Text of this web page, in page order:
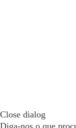
Close dialog
Diga-nos o que